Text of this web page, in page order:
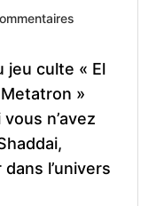
jeu culte « El
»
n’avez
l’univers